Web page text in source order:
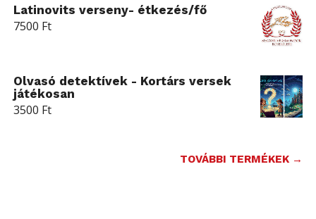
Latinovits verseny- étkezés/fő
7500 Ft
Olvasó detektívek - Kortárs versek
játékosan
3500 Ft
TOVÁBBI TERMÉKEK →